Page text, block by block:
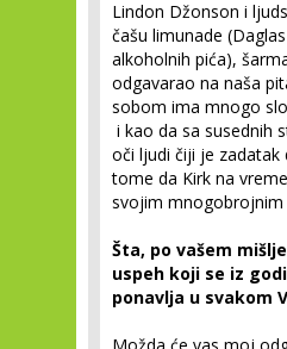
Lindon Džonson i
čašu limunade
alkoholnih pića),
odgavarao na naša
sobom ima mnogo
i kao da sa susednih
oči ljudi čiji je zadatak
tome da Kirk na
svojim mnogobrojnim
Šta, po vašem
uspeh koji se iz
ponavlja u svakom